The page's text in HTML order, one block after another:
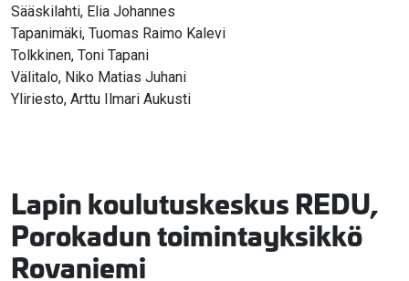
Sääskilahti, Elia Johannes
Tapanimäki, Tuomas Raimo Kalevi
Tolkkinen, Toni Tapani
Välitalo, Niko Matias Juhani
Yliriesto, Arttu Ilmari Aukusti
Lapin koulutuskeskus REDU,
Porokadun toimintayksikkö
Rovaniemi